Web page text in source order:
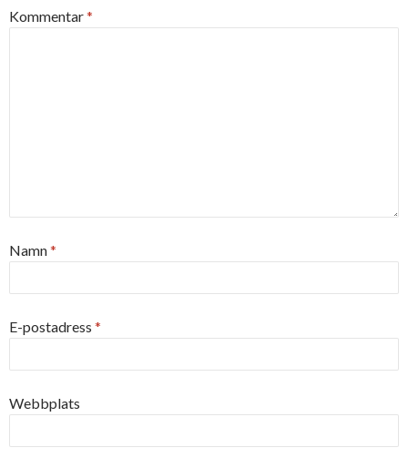
Kommentar*
Namn*
E-postadress *
Webbplats